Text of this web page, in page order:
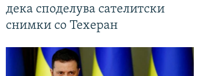
дека споделува сателитски
снимки со Техеран